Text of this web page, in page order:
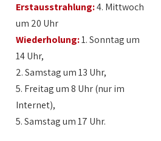
Erstausstrahlung:4. Mittwoch
um 20 Uhr
Wiederholung:1. Sonntag um
14 Uhr,
2. Samstag um 13 Uhr,
5. Freitag um 8 Uhr (nur im
Internet),
5. Samstag um 17 Uhr.
2:00
3:00
5:00